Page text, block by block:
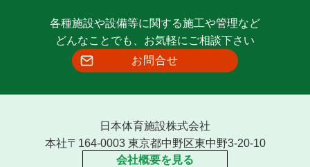
各種施設や設備等に関する施工や管理など
どんなことでも、お気軽にご相談下さい
お問合せ
日本体育施設株式会社
本社〒164-0003 東京都中野区東中野3-20-10
会社概要を見る